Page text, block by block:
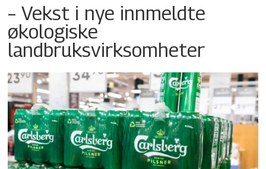
– Vekst i nye innmeldte
økologiske
landbruksvirksomheter